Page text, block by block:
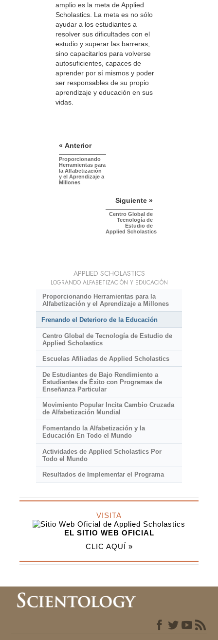
amplio es la meta de Applied
Scholastics. La meta es no sólo
ayudar a los estudiantes a
resolver sus dificultades con el
estudio y superar las barreras,
sino capacitarlos para volverse
autosuficientes, capaces de
aprender por sí mismos y poder
ser responsables de su propio
aprendizaje y educación en sus
vidas.
« Anterior
Proporcionando
Herramientas para
la Alfabetización
y el Aprendizaje a
Millones
Siguiente »
Centro Global de
Tecnología de
Estudio de
Applied Scholastics
APPLIED SCHOLASTICS
LOGRANDO ALFABETIZACIÓN Y EDUCACIÓN
Proporcionando Herramientas para la
Alfabetización y el Aprendizaje a Millones
Frenando el Deterioro de la Educación
Centro Global de Tecnología de Estudio de
Applied Scholastics
Escuelas Afiliadas de Applied Scholastics
De Estudiantes de Bajo Rendimiento a
Estudiantes de Éxito con Programas de
Enseñanza Particular
Movimiento Popular Incita Cambio Cruzada
de Alfabetización Mundial
Fomentando la Alfabetización y la
Educación En Todo el Mundo
Actividades de Applied Scholastics Por
Todo el Mundo
Resultados de Implementar el Programa
VISITA
EL SITIO WEB OFICIAL
CLIC AQUÍ »